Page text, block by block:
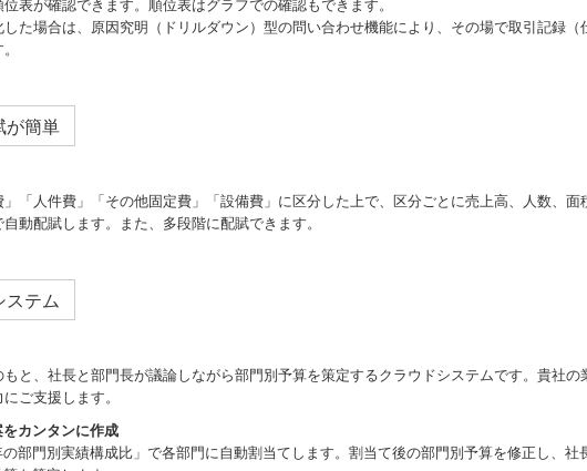
表が確認できます。順位表はグラフでの確認もできます。
た場合は、原因究明（ドリルダウン）型の問い合わせ機能により、その場で取引記録（
が簡単
「人件費」「その他固定費」「設備費」に区分した上で、区分ごとに売上高、人数、面
動配賦します。また、多段階に配賦できます。
ステム
と、社長と部門長が議論しながら部門別予算を策定するクラウドシステムです。貴社の
ご支援します。
カンタンに作成
部門別実績構成比」で各部門に自動割当てします。割当て後の部門別予算を修正し、社